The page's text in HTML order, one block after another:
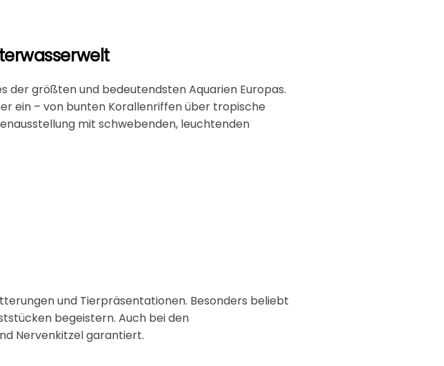
der größten und bedeutendsten Aquarien Europas.
ein – von bunten Korallenriffen über tropische
mit schwebenden, leuchtenden
und Tierpräsentationen. Besonders beliebt
begeistern. Auch bei den
Nervenkitzel garantiert.